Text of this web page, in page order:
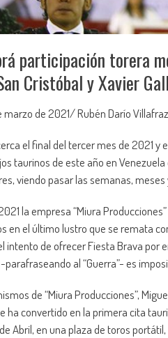
participación torera
Cristóbal y Xavier
marzo de 2021/ Rubén Darío Villafraz
el final del tercer mes de 2021
taurinos de este año en
viendo pasar las semanas, meses
la empresa “Miura
en el último lustro que se remata
intento de ofrecer Fiesta Brava por
parafraseando al “Guerra”- es
de “Miura Producciones”,
ha convertido en la primera cita
Abril, en una plaza de toros